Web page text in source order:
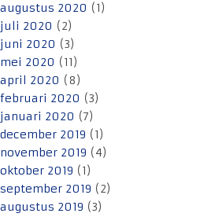
augustus 2020 (1)
juli 2020 (2)
juni 2020 (3)
mei 2020 (11)
april 2020 (8)
februari 2020 (3)
januari 2020 (7)
december 2019 (1)
november 2019 (4)
oktober 2019 (1)
september 2019 (2)
augustus 2019 (3)